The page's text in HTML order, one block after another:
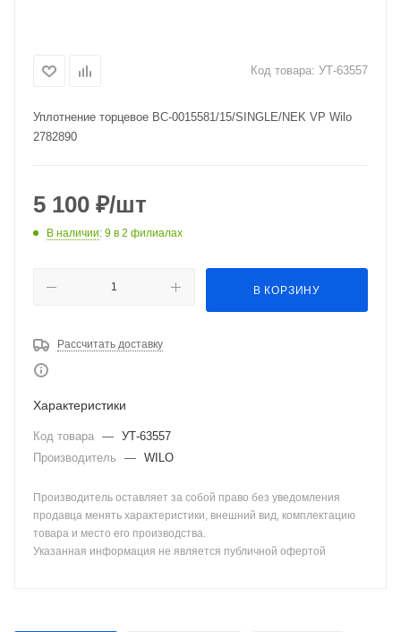
Код товара: УТ-63557
Уплотнение торцевое BC-0015581/15/SINGLE/NEK VP Wilo
2782890
5 100 ₽/шт
В наличии: 9 в 2 филиалах
В КОРЗИНУ
Рассчитать доставку
Характеристики
Код товара — УТ-63557
Производитель
— WILO
Производитель оставляет за собой право без уведомления
продавца менять характеристики, внешний вид, комплектацию
товара и место его производства.
Указанная информация не является публичной офертой